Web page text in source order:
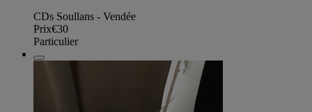
CDs Soullans - Vendée
Prix€30
Particulier